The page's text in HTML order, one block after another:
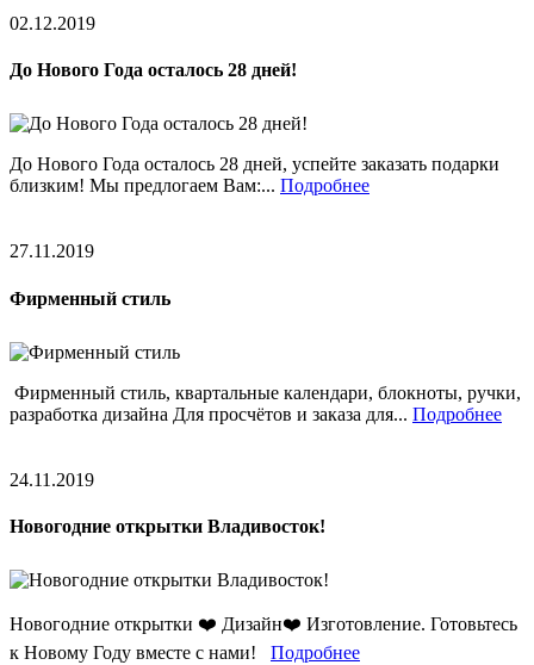
02.12.2019
До Нового Года осталось 28 дней!
До Нового Года осталось 28 дней, успейте заказать подарки
близким! Мы предлогаем Вам:... Подробнее
27.11.2019
Фирменный стиль
Фирменный стиль, квартальные календари, блокноты, ручки,
разработка дизайна Для просчётов и заказа для... Подробнее
24.11.2019
Новогодние открытки Владивосток!
Новогодние открытки ❤️ Дизайн❤️ Изготовление. Готовьтесь
к Новому Году вместе с нами! Подробнее